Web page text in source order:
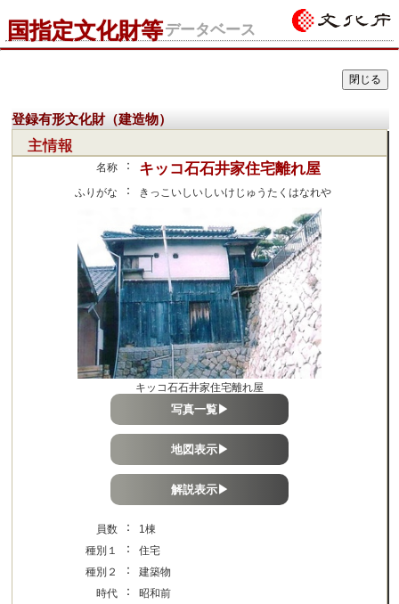
国指定文化財等データベース
登録有形文化財（建造物）
主情報
名称 ： キッコ石石井家住宅離れ屋
ふりがな ： きっこいしいしいけじゅうたくはなれや
キッコ石石井家住宅離れ屋
写真一覧▶
地図表示▶
解説表示▶
員数 ：
1棟
種別１
：
住宅
種別２
：
建築物
時代
：
昭和前